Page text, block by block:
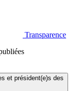
Transparence
et président(e)s des